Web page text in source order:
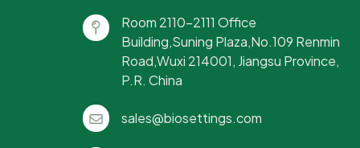
Room 2110-2111 Office
Building,Suning Plaza,No.109 Renmin
Road,Wuxi 214001, Jiangsu Province,
P.R. China
sales@biosettings.com